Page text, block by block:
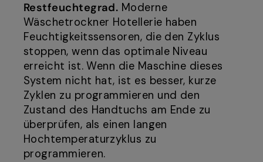
Restfeuchtegrad. Moderne
Wäschetrockner Hotellerie haben
Feuchtigkeitssensoren, die den Zyklus
stoppen, wenn das optimale Niveau
erreicht ist. Wenn die Maschine dieses
System nicht hat, ist es besser, kurze
Zyklen zu programmieren und den
Zustand des Handtuchs am Ende zu
überprüfen, als einen langen
Hochtemperaturzyklus zu
programmieren.